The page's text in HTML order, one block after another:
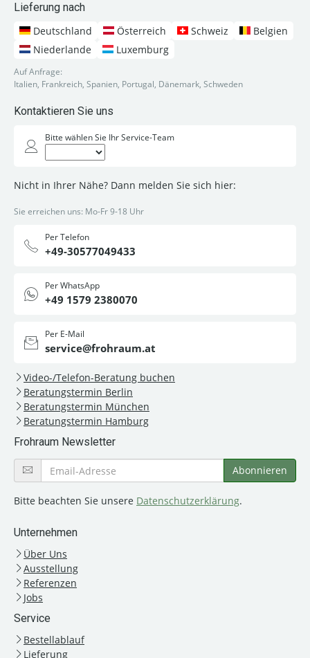
Lieferung nach
Deutschland
Österreich Schweiz
Belgien
Niederlande
Luxemburg
Auf Anfrage:
Italien, Frankreich, Spanien, Portugal, Dänemark, Schweden
Kontaktieren Sie uns
Bitte wählen Sie Ihr Service-Team
Nicht in Ihrer Nähe? Dann melden Sie sich hier:
Sie erreichen uns: Mo-Fr 9-18 Uhr
Per Telefon
+49-30577049433
Per WhatsApp
+49 1579 2380070
Per E-Mail
service@frohraum.at
Video-/Telefon-Beratung buchen
Beratungstermin Berlin
Beratungstermin München
Beratungstermin Hamburg
Frohraum Newsletter
Bitte beachten Sie unsere Datenschutzerklärung.
Unternehmen
Über Uns
Ausstellung
Referenzen
Jobs
Service
Bestellablauf
Lieferung